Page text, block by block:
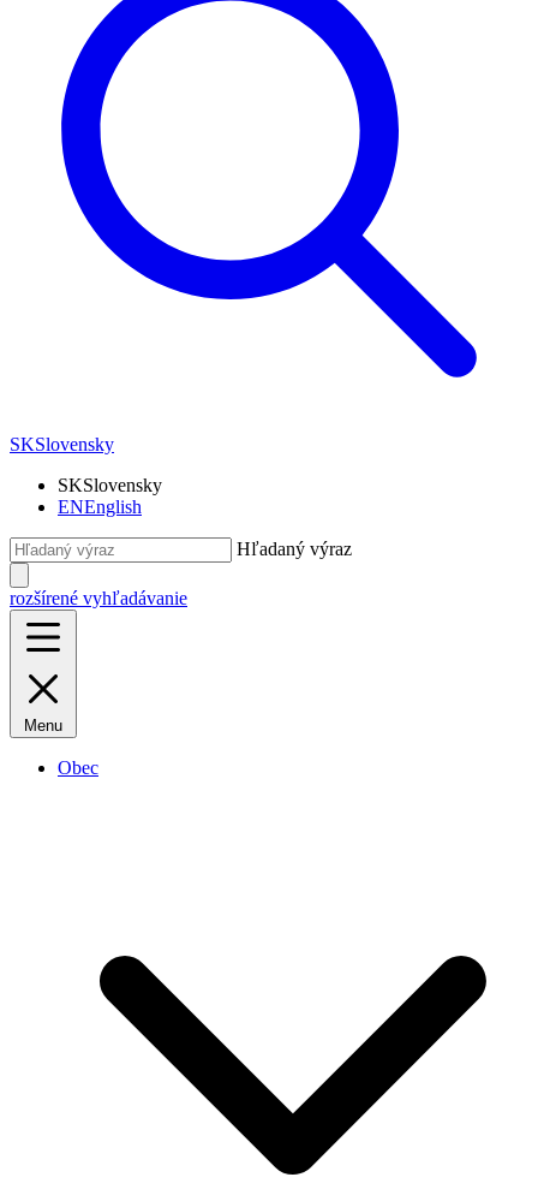
SKSlovensky
SKSlovensky
ENEnglish
Hľadaný výraz
rozšírené vyhľadávanie
Menu
Obec